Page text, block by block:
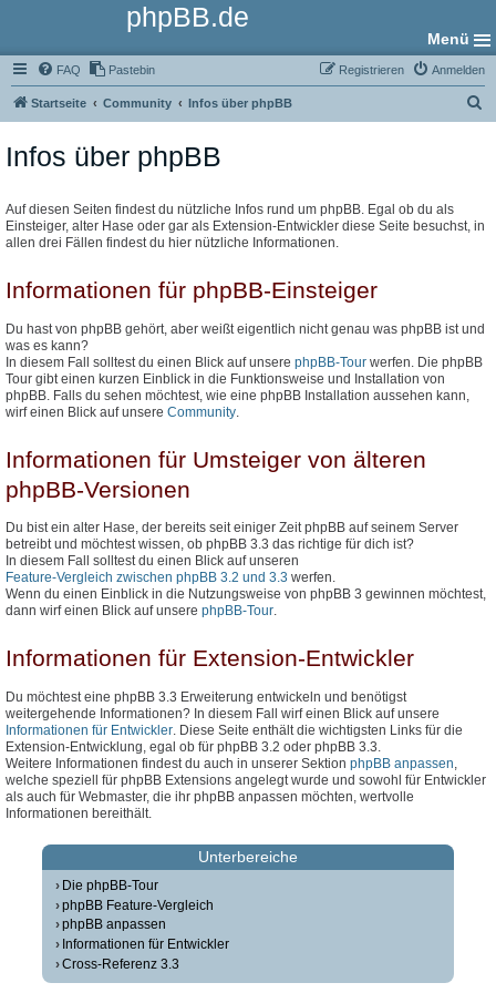
phpBB.de
Menü
FAQ Pastebin Anmelden
Registrieren
Startseite Community Infos über phpBB
Infos über phpBB
Auf diesen Seiten findest du nützliche Infos rund um phpBB. Egal ob du als
Einsteiger, alter Hase oder gar als Extension-Entwickler diese Seite besuchst, in
allen drei Fällen findest du hier nützliche Informationen.
Informationen für phpBB-Einsteiger
Du hast von phpBB gehört, aber weißt eigentlich nicht genau was phpBB ist und
was es kann?
In diesem Fall solltest du einen Blick auf unsere phpBB-Tour werfen. Die phpBB
Tour gibt einen kurzen Einblick in die Funktionsweise und Installation von
phpBB. Falls du sehen möchtest, wie eine phpBB Installation aussehen kann,
wirf einen Blick auf unsere Community
Informationen für Umsteiger von älteren
phpBB-Versionen
Du bist ein alter Hase, der bereits seit einiger Zeit phpBB auf seinem Server
betreibt und möchtest wissen, ob phpBB 3.3 das richtige für dich ist?
In diesem Fall solltest du einen Blick auf unseren
Feature-Vergleich zwischen phpBB 3.2 und 3.3 werfen.
Wenn du einen Einblick in die Nutzungsweise von phpBB 3 gewinnen möchtest,
dann wirf einen Blick auf unsere phpBB-Tour.
Informationen für Extension-Entwickler
Du möchtest eine phpBB 3.3 Erweiterung entwickeln und benötigst
weitergehende Informationen? In diesem Fall wirf einen Blick auf unsere
Informationen für Entwickler . Diese Seite enthält die wichtigsten Links für die
Extension-Entwicklung, egal ob für phpBB 3.2 oder phpBB 3.3.
Weitere Informationen findest du auch in unserer Sektion phpBB anpassen
welche speziell für phpBB Extensions angelegt wurde und sowohl für Entwickler
als auch für Webmaster, die ihr phpBB anpassen möchten, wertvolle
Informationen bereithält.
Unterbereiche
Die phpBB-Tour
phpBB Feature-Vergleich
phpBB anpassen
Informationen für Entwickler
Cross-Referenz 3.3